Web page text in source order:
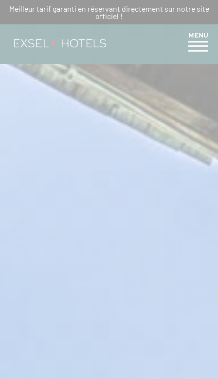
Meilleur tarif garanti en réservant directement sur notre site
officiel !
MENU
HÔTEL À LA RÉUNION POUR
NOUVEL AN : FÊTONS LA
SAINT-SYLVESTRE PÉI !